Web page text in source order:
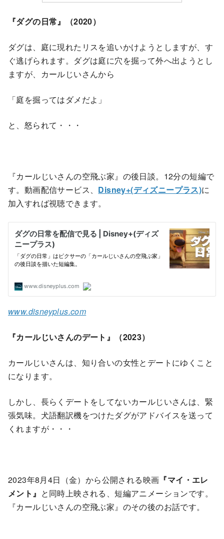
『ダグの日常』（2020）
ダグは、庭に現れたリスを追いかけようとしますが、す
ぐ逃げられます。ダグは庭に穴を掘って外へ出ようとし
ますが、カールじいさんから
「庭を掘ってはダメだよ」
と、怒られて・・・
『カールじいさんの空飛ぶ家』の後日談。12分の短編で
す。動画配信サービス、 Disney+(ディズニープラス)に
加入すれば視聴できます。
www.disneyplus.com
『カールじいさんのデート』（2023）
カールじいさんは、知り合いの女性とデートにゆくこと
になります。
しかし、長らくデートをしてないカールじいさんは、緊
張気味。犬語翻訳機をつけたダグがアドバイスを送って
くれますが・・・
2023年8月4日（金）から公開される映画 『マイ・エレ
メント』 と同時上映される、短編アニメーションです。
『カールじいさんの空飛ぶ家』のその後のお話です。